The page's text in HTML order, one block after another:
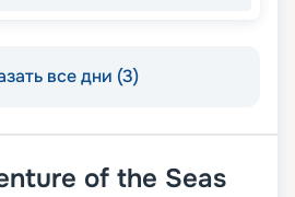
все дни (3)
of the Seas